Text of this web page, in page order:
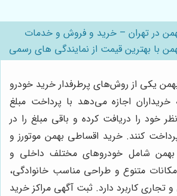
در تهران – خرید و فروش و خدمات
با بهترین قیمت از نمایندگی های رسمی
یکی از روش‌های پرطرفدار خرید خودرو
اجازه می‌دهد با پرداخت مبلغ
خود را دریافت کرده و باقی مبلغ را در
کنند. خرید اقساطی بهمن موتورز و
شامل خودروهای مختلف داخلی و
متنوع و طراحی مناسب خانوادگی،
کاربرد دارد. ثبت آگهی مراکز خرید